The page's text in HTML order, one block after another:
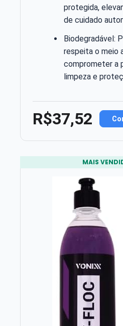
protegida,
de cuidado
Biodegradável:
respeita o meio
comprometer a
limpeza e
R$37,52
MAIS